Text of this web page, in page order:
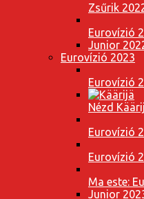
Zsűrik
Eurovízió
Junior
Eurovízió 2023
Eurovízió
Nézd
Eurovízió
Eurovízió
Ma este:
Junior